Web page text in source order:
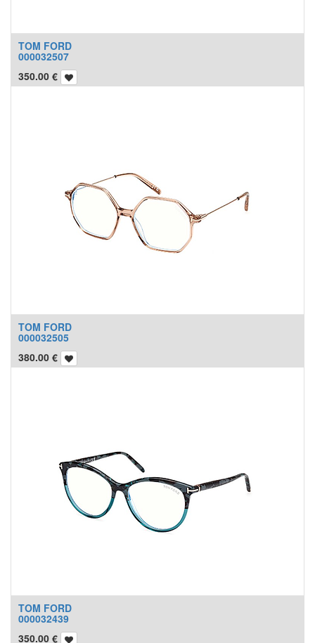
TOM FORD
000032507
350.00 €
TOM FORD
000032505
380.00 €
TOM FORD
000032439
350.00 €